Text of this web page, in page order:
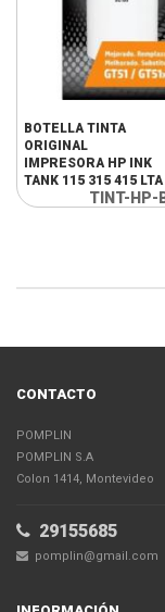
BOTELLA TINTA
ORIGINAL
IMPRESORA HP INK
TANK 115 315 415 LTA
TINT-HP-
CONTACTO
POMPLIN
POMPLIN S.A
Colon 1414, Montevideo
29155685
pomplin@gmail.com